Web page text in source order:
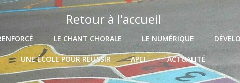
Retour à l'accueil
LE CHANT CHORALE LE NUMÉRIQUE
UNE ÉCOLE POUR RÉUSSIR APEL ACTUALITÉ